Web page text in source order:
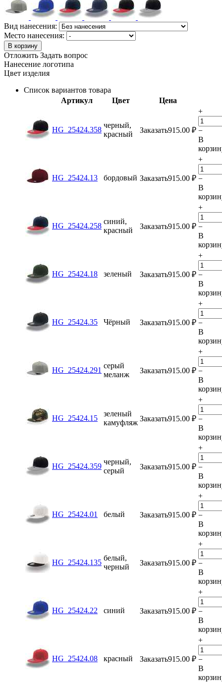
Вид нанесения:
Место нанесения:
В корзину
Отложить Задать вопрос
Нанесение логотипа
Цвет изделия
Список вариантов товара
Артикул
Цвет Цена
HG_25424.358
черный,
красный
Заказать915.00 ₽
+
−
В
HG_25424.13 бордовый Заказать915.00 ₽
+
−
В
HG_25424.258
синий,
красный
Заказать915.00 ₽
+
−
В
HG_25424.18 зеленый Заказать915.00 ₽
+
−
В
HG_25424.35 Чёрный Заказать915.00 ₽
+
−
В
HG_25424.291
серый
меланж
Заказать915.00 ₽
+
−
В
HG_25424.15
зеленый
камуфляж Заказать915.00 ₽
+
−
В
HG_25424.359
черный,
серый
Заказать915.00 ₽
+
−
В
HG_25424.01 белый Заказать915.00 ₽
+
−
В
HG_25424.135
белый,
черный
Заказать915.00 ₽
+
−
В
HG_25424.22 синий Заказать915.00 ₽
+
−
В
HG_25424.08 красный Заказать915.00 ₽
+
−
В